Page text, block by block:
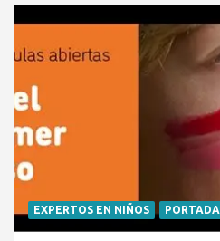
EXPERTOS EN NIÑOS PORTADA